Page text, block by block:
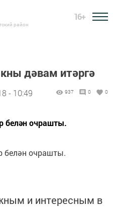
район
16+
дәвам итәргә
- 10:49 937 0 0
белән очрашты.
белән очрашты.
и интересным в